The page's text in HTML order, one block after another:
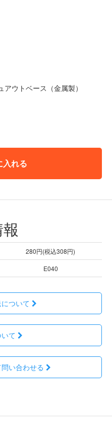
ウトベース（金属製）
入れる
280円(税込308円)
E040
ついて
て
い合わせる